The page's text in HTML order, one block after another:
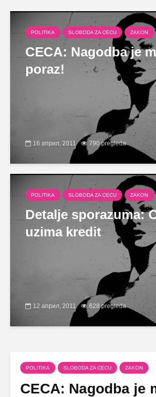
POLITIKA SLOBODA ZA CECU ZAKON
CECA: Nagodba je
poraz!
16 април, 2011 790 pregleda
POLITIKA SLOBODA ZA CECU ZAKON
Detalje sporazuma:
uzima kredit
12 април, 2011 628 pregleda
POLITIKA SLOBODA ZA CECU ZAKON
CECA: Nagodba je